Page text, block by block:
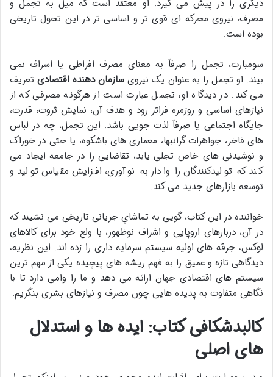
دیگری را در پیش می گیرد. او معتقد است که میل به تجمل و
مصرف، نیروی محرکه ای قوی تر و اساسی تر در این تحول تاریخی
بوده است.
سومبارت، تجمل را صرفاً به معنای مصرف افراطی یا اسراف نمی
بیند. او تجمل را به عنوان یک نیروی سازمان دهنده اقتصادیتعریف
می کند. در دیدگاه او، تجمل عبارت است از هرگونه مصرفی که از
نیازهای اساسی و روزمره فراتر رود و هدف آن، نمایش ثروت، قدرت،
جایگاه اجتماعی یا صرفاً لذت جویی باشد. این تجمل، چه در لباس
های فاخر، جواهرات گرانبها، معماری های باشکوه، یا حتی در خوراک
و نوشیدنی های خاص تجلی یابد، تقاضایی را در جامعه ایجاد می
کند که تولیدکنندگان را وادار به نوآوری، افزایش مقیاس تولید و
توسعه بازارهای جدید می کند.
خواننده در این کتاب، گویی به تماشایِ جریانی تاریخی می نشیند که
در آن، دربارهای اروپایی و اشراف نوظهور، با ولع خود برای کالاهای
لوکس، جرقه های اولیه سیستم سرمایه داری را زده اند. این نظریه،
دیدگاهی تازه و عمیق را به فهم ریشه های پیچیده یکی از مهم ترین
سیستم های اقتصادی جهان ارائه می دهد و ما را وامی دارد تا با
نگاهی متفاوت به پدیده هایی چون مصرف و نیازهای بشری بنگریم.
کالبدشکافی کتاب: ایده ها و استدلال
های اصلی